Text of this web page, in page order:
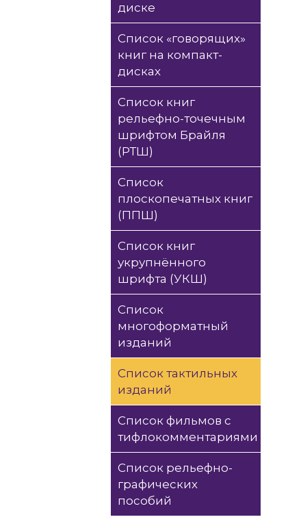
диске
Список «говорящих»
книг на компакт-
дисках
Список книг
рельефно-точечным
шрифтом Брайля
(РТШ)
Список
плоскопечатных книг
(ППШ)
Список книг
укрупнённого
шрифта (УКШ)
Список
многоформатный
изданий
Список тактильных
изданий
Список фильмов с
тифлокомментариями
Список рельефно-
графических
пособий